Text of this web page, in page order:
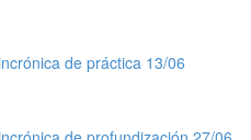
de práctica 13/06